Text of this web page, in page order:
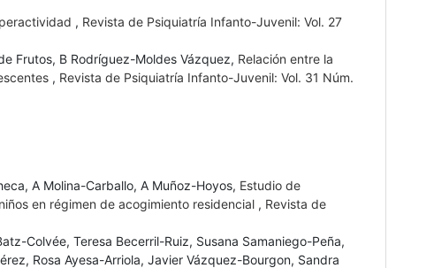
, Revista de Psiquiatría Infanto-Juvenil: Vol. 27
Frutos, B Rodríguez-Moldes Vázquez, Relación entre la
, Revista de Psiquiatría Infanto-Juvenil: Vol. 31 Núm.
A Molina-Carballo, A Muñoz-Hoyos, Estudio de
en régimen de acogimiento residencial , Revista de
Colvée, Teresa Becerril-Ruiz, Susana Samaniego-Peña,
Rosa Ayesa-Arriola, Javier Vázquez-Bourgon, Sandra